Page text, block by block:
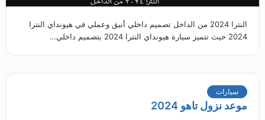
النترا 2024 من الداخل تصميم داخلي أنيق وعملي في هيونداي النترا
2024 حيث تتميز سيارة هيونداي النترا 2024 بتصميم داخلي…
سيارات
موعد نزول تاهو 2024